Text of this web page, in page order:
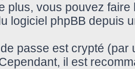
plus, vous pouvez
logiciel phpBB depuis
passe est crypté (par
il est